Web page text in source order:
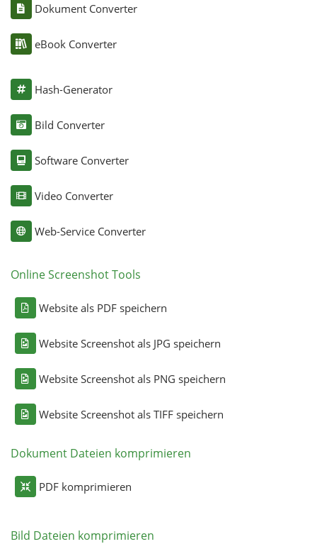
Dokument Converter
eBook Converter
Hash-Generator
Bild Converter
Software Converter
Video Converter
Web-Service Converter
Online Screenshot Tools
Website als PDF speichern
Website Screenshot als JPG speichern
Website Screenshot als PNG speichern
Website Screenshot als TIFF speichern
Dokument Dateien komprimieren
PDF komprimieren
Bild Dateien komprimieren